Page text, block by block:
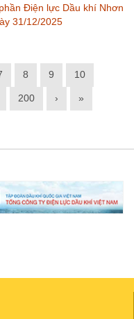
Điện lực Dầu khí Nhơn
31/12/2025
8 9 10
200 › »